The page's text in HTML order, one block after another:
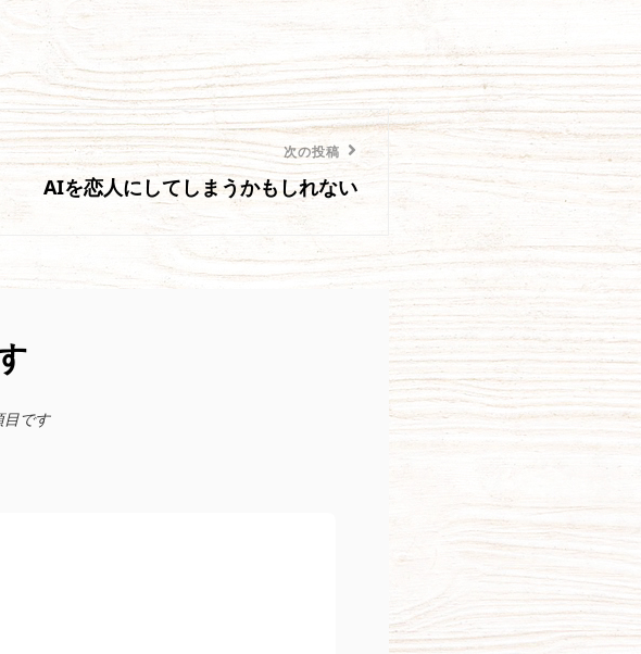
次の投稿
AIを恋人にしてしまうかもしれない
目です